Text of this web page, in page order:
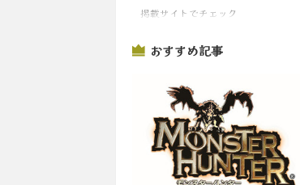
掲載サイトでチェック
おすすめ記事